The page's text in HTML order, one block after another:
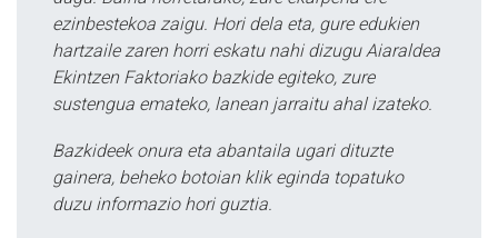
ezinbestekoa zaigu. Hori dela eta, gure edukien
hartzaile zaren horri eskatu nahi dizugu Aiaraldea
Ekintzen Faktoriako bazkide egiteko, zure
sustengua emateko, lanean jarraitu ahal izateko.
Bazkideek onura eta abantaila ugari dituzte
gainera, beheko botoian klik eginda topatuko
duzu informazio hori guztia.